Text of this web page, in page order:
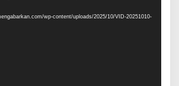
wp-content/uploads/2025/10/VID-20251010-